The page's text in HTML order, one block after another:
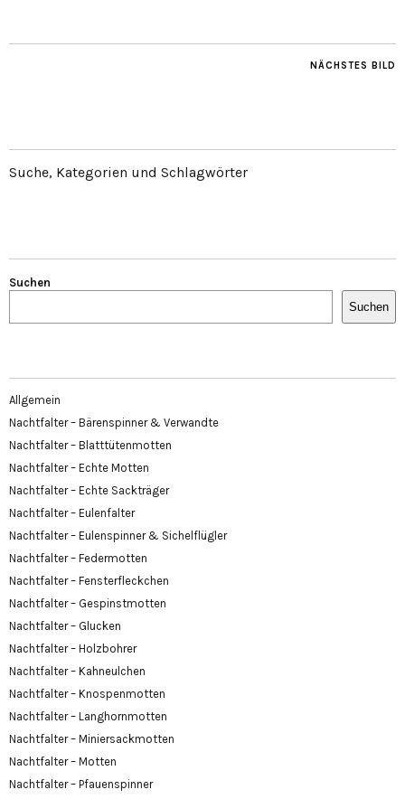
NÄCHSTES BILD
Suche, Kategorien und Schlagwörter
Suchen
Suchen
Allgemein
Nachtfalter – Bärenspinner & Verwandte
Nachtfalter – Blatttütenmotten
Nachtfalter – Echte Motten
Nachtfalter – Echte Sackträger
Nachtfalter – Eulenfalter
Nachtfalter – Eulenspinner & Sichelflügler
Nachtfalter – Federmotten
Nachtfalter – Fensterfleckchen
Nachtfalter – Gespinstmotten
Nachtfalter – Glucken
Nachtfalter – Holzbohrer
Nachtfalter – Kahneulchen
Nachtfalter – Knospenmotten
Nachtfalter – Langhornmotten
Nachtfalter – Miniersackmotten
Nachtfalter – Motten
Nachtfalter – Pfauenspinner